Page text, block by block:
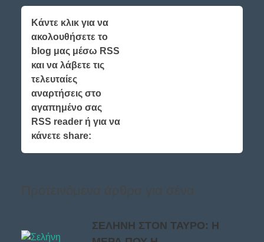
Κάντε κλικ για να
ακολουθήσετε το
blog μας μέσω RSS
και να λάβετε τις
τελευταίες
αναρτήσεις στο
αγαπημένο σας
RSS reader ή για να
κάνετε share:
ΣΕΛΗΝΗ ΣΤΟΝ ΤΑΥΡΟ: Η